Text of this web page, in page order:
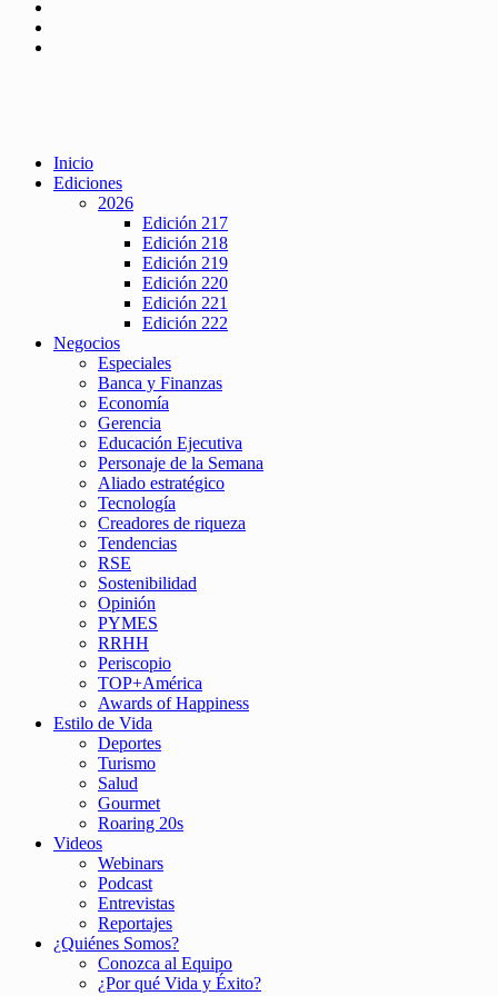
Inicio
Ediciones
2026
Edición 217
Edición 218
Edición 219
Edición 220
Edición 221
Edición 222
Negocios
Especiales
Banca y Finanzas
Economía
Gerencia
Educación Ejecutiva
Personaje de la Semana
Aliado estratégico
Tecnología
Creadores de riqueza
Tendencias
RSE
Sostenibilidad
Opinión
PYMES
RRHH
Periscopio
TOP+América
Awards of Happiness
Estilo de Vida
Deportes
Turismo
Salud
Gourmet
Roaring 20s
Videos
Webinars
Podcast
Entrevistas
Reportajes
¿Quiénes Somos?
Conozca al Equipo
¿Por qué Vida y Éxito?